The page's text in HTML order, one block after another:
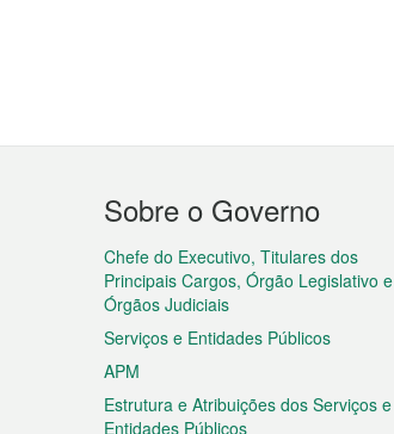
Menu
do
rodapé
Sobre o Governo
Chefe do Executivo, Titulares dos
Principais Cargos, Órgão Legislativo e
Órgãos Judiciais
Serviços e Entidades Públicos
APM
Estrutura e Atribuições dos Serviços e
Entidades Públicos